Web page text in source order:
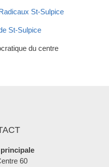
St-Sulpice
St-Sulpice
du centre
60